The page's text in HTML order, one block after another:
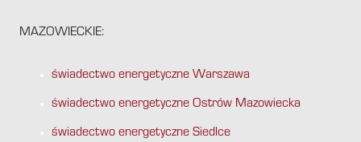
MAZOWIECKIE:
świadectwo energetyczne Warszawa
świadectwo energetyczne Ostrów Mazowiecka
świadectwo energetyczne Siedlce